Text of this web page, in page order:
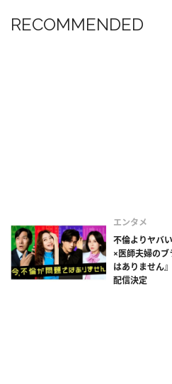
RECOMMENDED
エンタメ
不倫よりヤバ
×医師夫婦の
はありません
配信決定